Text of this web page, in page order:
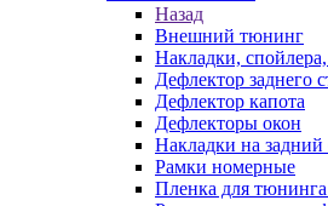
Назад
Внешний тюнинг
Накладки,
Дефлектор заднего
Дефлектор капота
Дефлекторы окон
Накладки на задний
Рамки номерные
Пленка для